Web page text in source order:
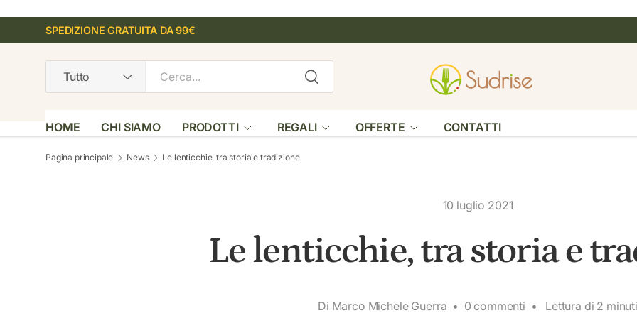
PASSA AI CONTENUTI
SPEDIZIONE GRATUITA DA 99€
Tutto Cerca
HOME CHI SIAMO PRODOTTI REGALI OFFERTE CONTATTI
Pagina principale News Le lenticchie, tra storia e tradizione
10 luglio 2021
Le lenticchie, tra storia e
Di Marco Michele Guerra • 0 commenti • Lettura di 2 minuti